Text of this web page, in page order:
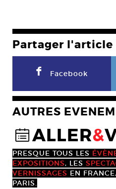
Partager l'article
F Facebook
AUTRES
@ALLER&
PRESQUE TOUS LES
EXPOSITIONS, LES
VERNISSAGES EN
PARIS.